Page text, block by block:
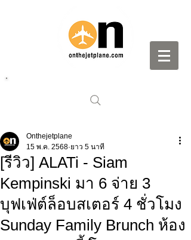
[รีวิว] ALATi - Siam
Kempinski มา 6 จ่าย 3
บุฟเฟ่ต์ล็อบสเตอร์ 4 ชั่วโมง
Sunday Family Brunch ห้อง
Onthejetplane
15 พ.ค. 2568 ยาว 5 นาที